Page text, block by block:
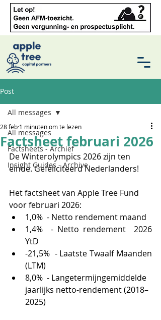
Post
All messages
Factsheets - Archief
Insight Guides - Archive
All messages
Factsheet februari 2026
28 feb 1 minuten om te lezen
De Winterolympics 2026 zijn ten
einde. Gefeliciteerd Nederlanders!
Het factsheet van Apple Tree Fund
voor februari 2026:
1,0%  - Netto rendement maand
1,4%  - Netto rendement  2026
YtD
-21,5%  - Laatste Twaalf Maanden
(LTM)
8,0%  - Langetermijngemiddelde
jaarlijks netto-rendement (2018–
2025)